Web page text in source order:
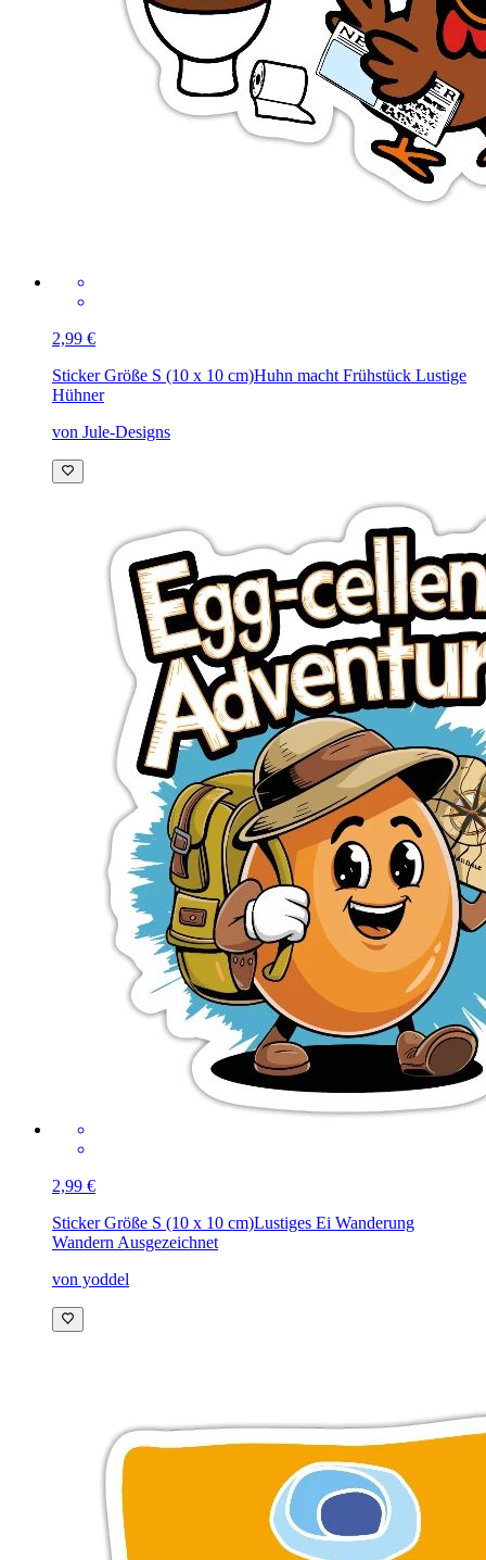
2,99 €
Sticker Größe S (10 x 10 cm)Huhn macht Frühstück Lustige
Hühner
von Jule-Designs
2,99 €
Sticker Größe S (10 x 10 cm)Lustiges Ei Wanderung
Wandern Ausgezeichnet
von yoddel